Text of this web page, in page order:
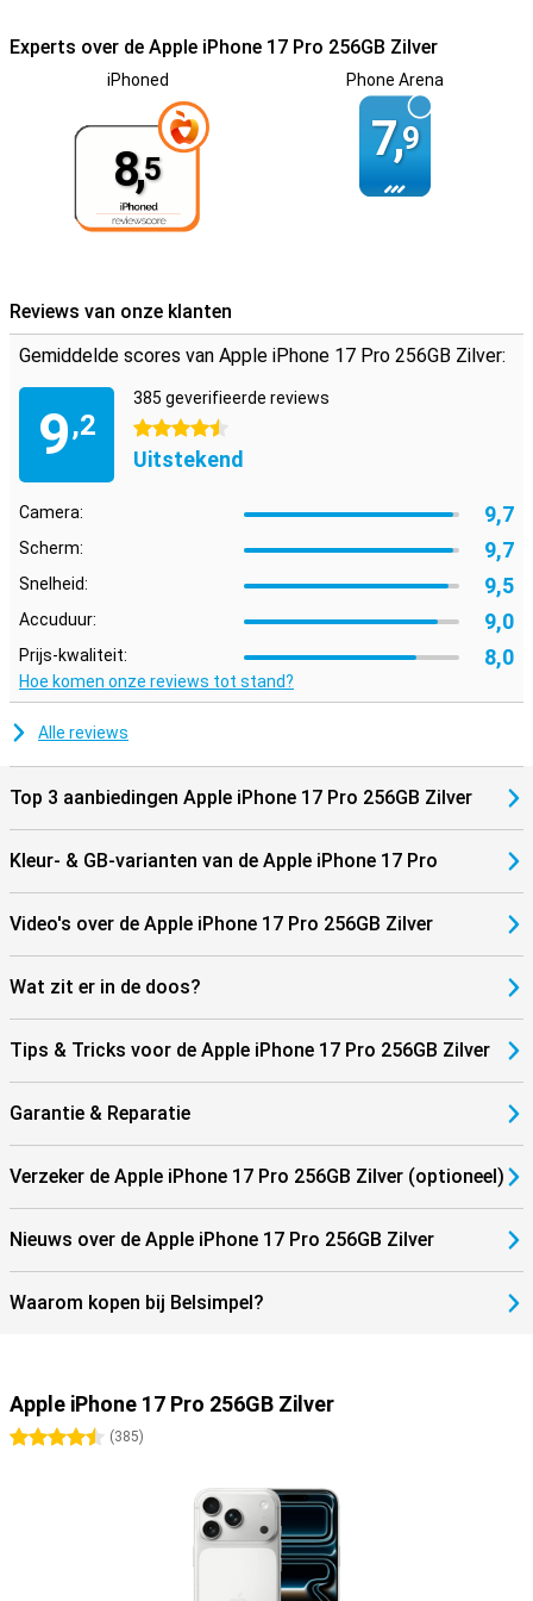
keuze met een vriendelijker prijskaartje.
Experts over de Apple iPhone 17 Pro 256GB Zilver
iPhoned
8,5
Phone Arena
7,9
Reviews van onze klanten
Gemiddelde scores van Apple iPhone 17 Pro 256GB Zilver:
9,2
385 geverifieerde reviews
4.5 sterren
Uitstekend
Camera: 9,7
Scherm: 9,7
Snelheid: 9,5
Accuduur: 9,0
Prijs-kwaliteit: 8,0
Hoe komen onze reviews tot stand?
Alle reviews
Top 3 aanbiedingen Apple iPhone 17 Pro 256GB Zilver
Kleur- & GB-varianten van de Apple iPhone 17 Pro
Video's over de Apple iPhone 17 Pro 256GB Zilver
Wat zit er in de doos?
Tips & Tricks voor de Apple iPhone 17 Pro 256GB Zilver
Garantie & Reparatie
Verzeker de Apple iPhone 17 Pro 256GB Zilver (optioneel)
Nieuws over de Apple iPhone 17 Pro 256GB Zilver
Waarom kopen bij Belsimpel?
Apple iPhone 17 Pro 256GB Zilver
4.5 sterren
(385)